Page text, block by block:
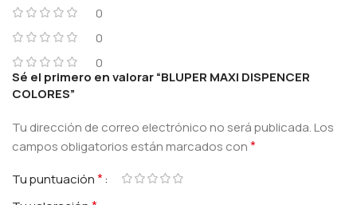
0
0
0
Sé el primero en valorar “BLUPER MAXI DISPENCER
COLORES”
Tu dirección de correo electrónico no será publicada.Los
campos obligatorios están marcados con*
Tu puntuación*